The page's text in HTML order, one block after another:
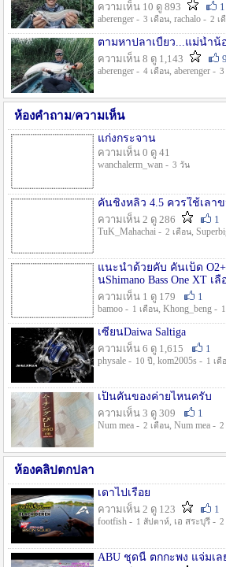
ความเห็น 10 ดู 893
aberenger - 3 เดือน, rachalo - 2 เ
ตามหาปลาเบี้ยว...แม่น้ำน้
ความเห็น 8 ดู 1,143
9
aberenger - 4 เดือน, aberenger - 3
ห้องคำถาม/ความเห็น
แก่งกระจาน
ความเห็น 0 ดู 41
wanchalerm_wan - 3 วัน
คันชิงหลิว 4.5 ควรใช้เลา
ความเห็น 2 ดู 286
1
TuK_Mahachai - 2 เดือน,
แนะนำด้วยคับ คันเบ็ด
นShimano Bass One XT เลื
ความเห็น 1 ดู 179
1
bamoo - 1 เดือน, Khong_beng -
เซียนDaiwa Saltiga
ความเห็น 6 ดู 1,615
1
physale - 10 ปี , kom2005s - 1 เดื
เป็นคันของค่ายไหนครับ
ความเห็น 3 ดู 309
1
Num mea - 2 เดือน, Num mea - 2
ห้องคลิปตกปลา
เดาไปเรื่อย
ความเห็น 2 ดู 123
1
footfish - 1 สัปดาห์, เอ สระบุรี - 2
ABU ชุดนี้ ตกกะพง แจ่มเล